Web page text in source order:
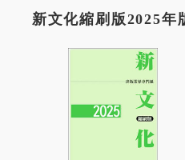
新文化縮刷版2025年